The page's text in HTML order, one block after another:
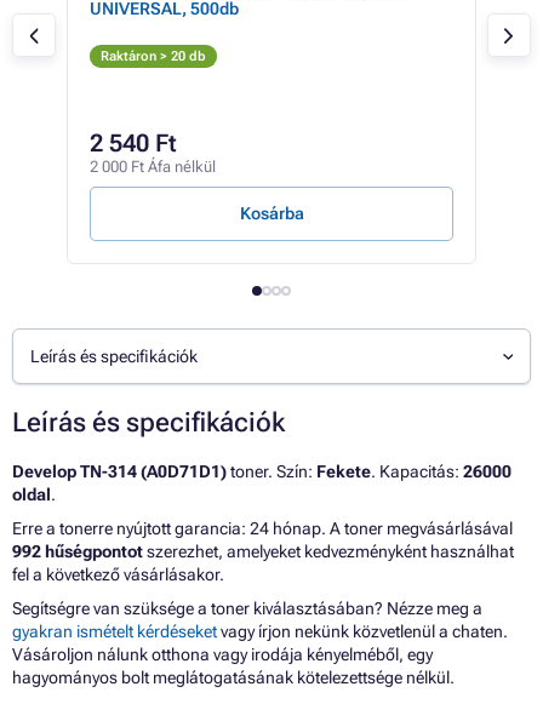
UNIVERSAL, 500db
Raktáron > 20 db
2 540 Ft
2 000 Ft Áfa nélkül
Kosárba
Leírás és specifikációk
Leírás és specifikációk
Develop TN-314 (A0D71D1)toner. Szín: Fekete. Kapacitás: 26000
oldal.
Erre a tonerre nyújtott garancia: 24 hónap. A toner megvásárlásával
992 hűségpontotszerezhet, amelyeket kedvezményként használhat
fel a következő vásárlásakor.
Segítségre van szüksége a toner kiválasztásában? Nézze meg a
gyakran ismételt kérdéseketvagy írjon nekünk közvetlenül a chaten.
Vásároljon nálunk otthona vagy irodája kényelméből, egy
hagyományos bolt meglátogatásának kötelezettsége nélkül.